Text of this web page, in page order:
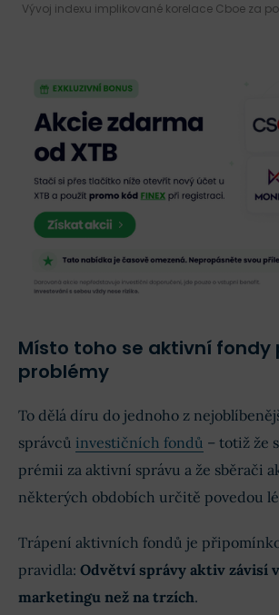
Vývoj indexu implikované korelace Cboe za
Místo toho se aktivní fondy
problémy
To dělá díru do jednoho z
správců investičních fondů – totiž že
prémii za aktivní správu a že sběrači
některých obdobích určitě povedou
Trápení aktivních fondů je
pravidla: Odvětví správy aktiv závisí
marketingu než na trzích.